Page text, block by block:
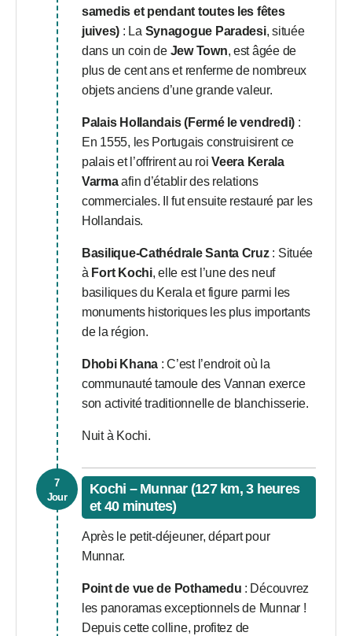
samedis et pendant toutes les fêtes
juives) : La Synagogue Paradesi, située
dans un coin de Jew Town, est âgée de
plus de cent ans et renferme de nombreux
objets anciens d’une grande valeur.
Palais Hollandais (Fermé le vendredi) :
En 1555, les Portugais construisirent ce
palais et l’offrirent au roiVeera Kerala
Varmaafin d’établir des relations
commerciales. Il fut ensuite restauré par les
Hollandais.
Basilique-Cathédrale Santa Cruz: Située
à Fort Kochi, elle est l’une des neuf
basiliques du Kerala et figure parmi les
monuments historiques les plus importants
de la région.
Dhobi Khana : C’est l’endroit où la
communauté tamoule des Vannan exerce
son activité traditionnelle de blanchisserie.
Nuit à Kochi.
7
Jour
Kochi – Munnar (127 km, 3 heures
et 40 minutes)
Après le petit-déjeuner, départ pour
Munnar.
Point de vue de Pothamedu : Découvrez
les panoramas exceptionnels de Munnar !
Depuis cette colline, profitez de